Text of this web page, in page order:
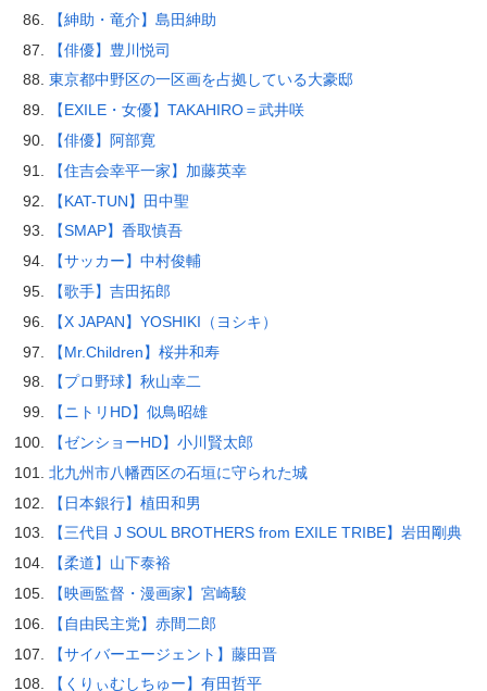
【紳助・竜介】島田紳助
【俳優】豊川悦司
東京都中野区の一区画を占拠している大豪邸
【EXILE・女優】TAKAHIRO＝武井咲
【俳優】阿部寛
【住吉会幸平一家】加藤英幸
【KAT-TUN】田中聖
【SMAP】香取慎吾
【サッカー】中村俊輔
【歌手】吉田拓郎
【X JAPAN】YOSHIKI（ヨシキ）
【Mr.Children】桜井和寿
【プロ野球】秋山幸二
【ニトリHD】似鳥昭雄
【ゼンショーHD】小川賢太郎
北九州市八幡西区の石垣に守られた城
【日本銀行】植田和男
【三代目 J SOUL BROTHERS from EXILE TRIBE】岩田剛典
【柔道】山下泰裕
【映画監督・漫画家】宮崎駿
【自由民主党】赤間二郎
【サイバーエージェント】藤田晋
【くりぃむしちゅー】有田哲平